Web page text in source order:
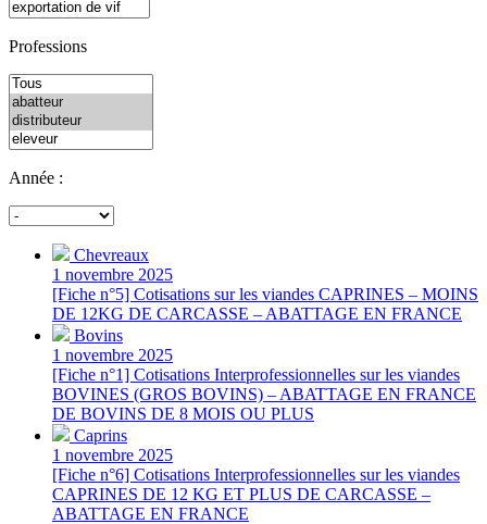
Professions
Année :
Chevreaux
1 novembre 2025
[Fiche n°5] Cotisations sur les viandes CAPRINES – MOINS
DE 12KG DE CARCASSE – ABATTAGE EN FRANCE
Bovins
1 novembre 2025
[Fiche n°1] Cotisations Interprofessionnelles sur les viandes
BOVINES (GROS BOVINS) – ABATTAGE EN FRANCE
DE BOVINS DE 8 MOIS OU PLUS
Caprins
1 novembre 2025
[Fiche n°6] Cotisations Interprofessionnelles sur les viandes
CAPRINES DE 12 KG ET PLUS DE CARCASSE –
ABATTAGE EN FRANCE